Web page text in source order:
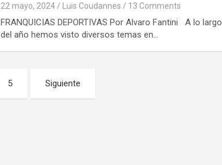
22 mayo, 2024 Luis Coudannes 13 Comments
FRANQUICIAS DEPORTIVAS Por Alvaro Fantini A lo largo
del año hemos visto diversos temas en…
5 Siguiente